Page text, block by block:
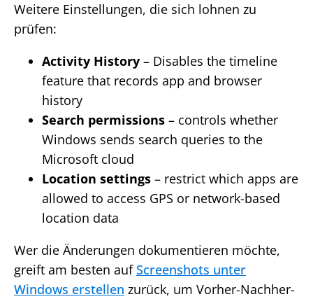
Weitere Einstellungen, die sich lohnen zu
prüfen:
Activity History – Disables the timeline
feature that records app and browser
history
Search permissions – controls whether
Windows sends search queries to the
Microsoft cloud
Location settings – restrict which apps are
allowed to access GPS or network-based
location data
Wer die Änderungen dokumentieren möchte,
greift am besten aufScreenshots unter
Windows erstellen zurück, um Vorher-Nachher-